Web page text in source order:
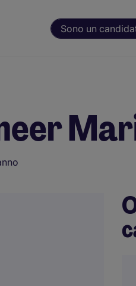
Sono un